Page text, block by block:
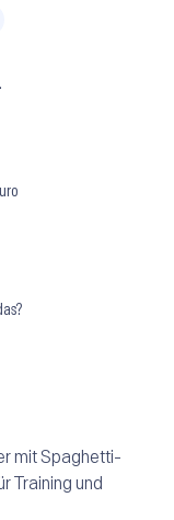
mit Spaghetti-
Training und